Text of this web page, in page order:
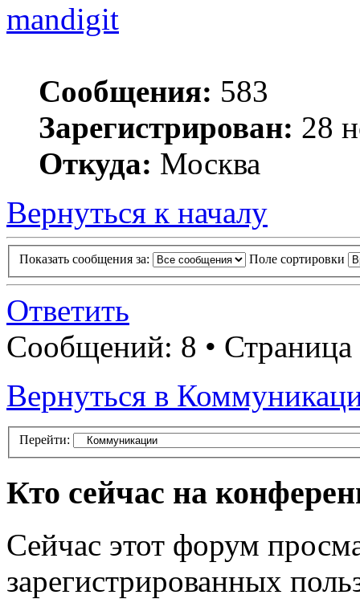
mandigit
Сообщения: 583
Зарегистрирован: 28
Откуда: Москва
Вернуться к началу
Показать сообщения за: Поле сортировки
Ответить
Сообщений: 8 • Страница
Вернуться в
Перейти:
Кто сейчас на
Сейчас этот форум
зарегистрированных